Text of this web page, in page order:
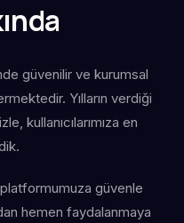
güvenilir ve kurumsal
Yılların verdiği
kullanıcılarımıza en
güvenle
hemen faydalanmaya